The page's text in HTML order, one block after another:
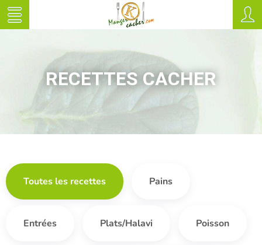
RECETTES CACHER
Toutes les recettes Pains
Entrées Plats/Halavi Poisson